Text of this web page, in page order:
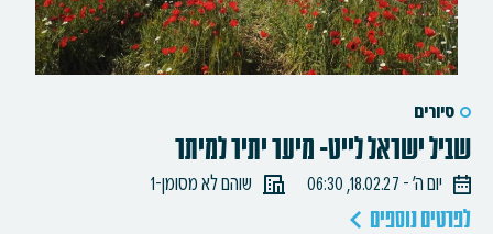
סיורים
שביל ישראל לייט- מיער יתיר למיתר
יום ה׳ - 18.02.27, 06:30 שוהם לא מסומן-1
לפרטים נוספים